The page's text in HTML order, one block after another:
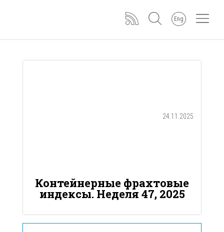
Eng
24.11.2025
Контейнерные фрахтовые
индексы. Неделя 47, 2025